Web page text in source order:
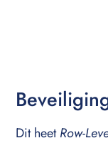
Dit heetRow-